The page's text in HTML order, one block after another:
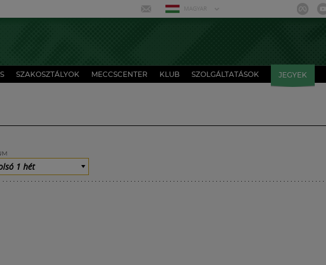
MAGYAR
SZAKOSZTÁLYOK MECCSCENTER KLUB SZOLGÁLTATÁSOK JEGYEK
1 hét